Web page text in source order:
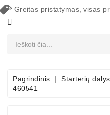
Greitas pristatymas, visas
CATEGORY
Pagrindinis Starterių dalys
460541